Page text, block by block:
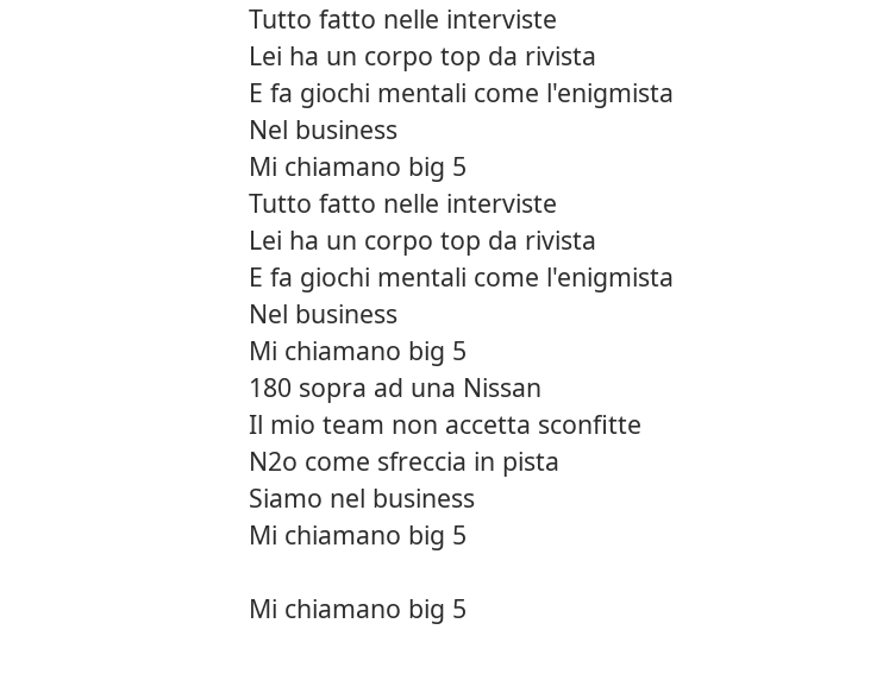
Tutto fatto nelle interviste
Lei ha un corpo top da rivista
E fa giochi mentali come l'enigmista
Nel business
Mi chiamano big 5
Tutto fatto nelle interviste
Lei ha un corpo top da rivista
E fa giochi mentali come l'enigmista
Nel business
Mi chiamano big 5
180 sopra ad una Nissan
Il mio team non accetta sconfitte
N2o come sfreccia in pista
Siamo nel business
Mi chiamano big 5
Mi chiamano big 5